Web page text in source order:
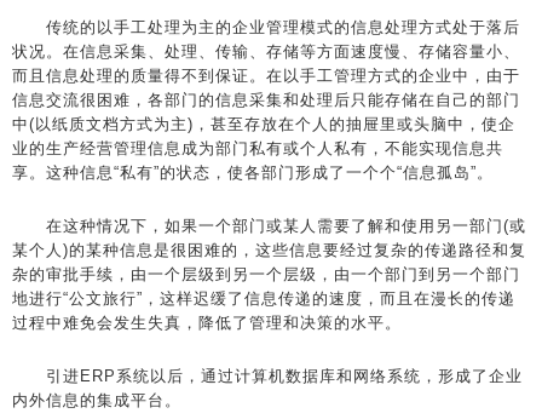
传统的以手工处理为主的企业管理模式的信息处理方式处于落后
状况。在信息采集、处理、传输、存储等方面速度慢、存储容量小、
而且信息处理的质量得不到保证。在以手工管理方式的企业中，由于
信息交流很困难，各部门的信息采集和处理后只能存储在自己的部门
中(以纸质文档方式为主)，甚至存放在个人的抽屉里或头脑中，使企
业的生产经营管理信息成为部门私有或个人私有，不能实现信息共
享。这种信息“私有”的状态，使各部门形成了一个个“信息孤岛”。
在这种情况下，如果一个部门或某人需要了解和使用另一部门(或
某个人)的某种信息是很困难的，这些信息要经过复杂的传递路径和复
杂的审批手续，由一个层级到另一个层级，由一个部门到另一个部门
地进行“公文旅行”，这样迟缓了信息传递的速度，而且在漫长的传递
过程中难免会发生失真，降低了管理和决策的水平。
引进ERP系统以后，通过计算机数据库和网络系统，形成了企业
内外信息的集成平台。